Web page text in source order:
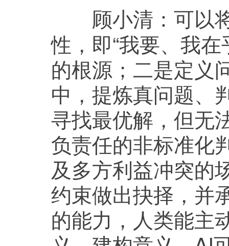
顾小清： 可以
性，即“我要、我
的根源；二是定义
中，提炼真问题、
寻找最优解，但无
负责任的非标准化
及多方利益冲突的
约束做出抉择，并
的能力，人类能主